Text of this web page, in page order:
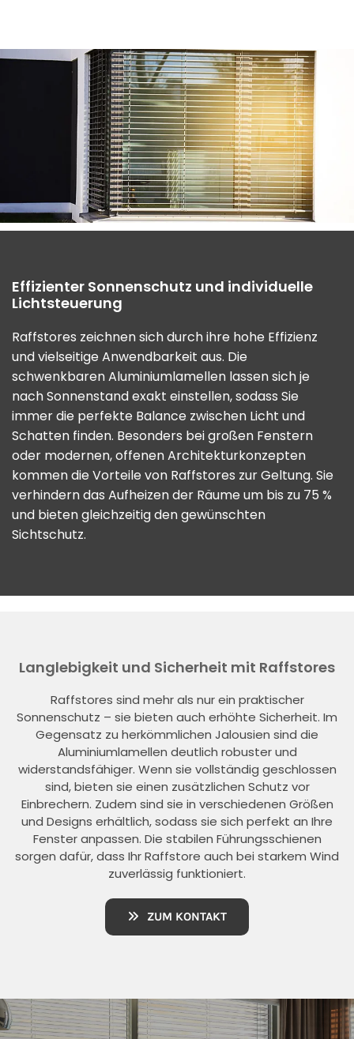
Effizienter Sonnenschutz und individuelle
Lichtsteuerung
Raffstores zeichnen sich durch ihre hohe Effizienz
und vielseitige Anwendbarkeit aus. Die
schwenkbaren Aluminiumlamellen lassen sich je
nach Sonnenstand exakt einstellen, sodass Sie
immer die perfekte Balance zwischen Licht und
Schatten finden. Besonders bei großen Fenstern
oder modernen, offenen Architekturkonzepten
kommen die Vorteile von Raffstores zur Geltung. Sie
verhindern das Aufheizen der Räume um bis zu 75 %
und bieten gleichzeitig den gewünschten
Sichtschutz.
Langlebigkeit und Sicherheit mit Raffstores
Raffstores sind mehr als nur ein praktischer
Sonnenschutz – sie bieten auch erhöhte Sicherheit. Im
Gegensatz zu herkömmlichen Jalousien sind die
Aluminiumlamellen deutlich robuster und
widerstandsfähiger. Wenn sie vollständig geschlossen
sind, bieten sie einen zusätzlichen Schutz vor
Einbrechern. Zudem sind sie in verschiedenen Größen
und Designs erhältlich, sodass sie sich perfekt an Ihre
Fenster anpassen. Die stabilen Führungsschienen
sorgen dafür, dass Ihr Raffstore auch bei starkem Wind
zuverlässig funktioniert.
ZUM KONTAKT